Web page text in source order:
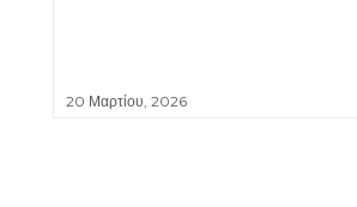
20 Μαρτίου, 2026